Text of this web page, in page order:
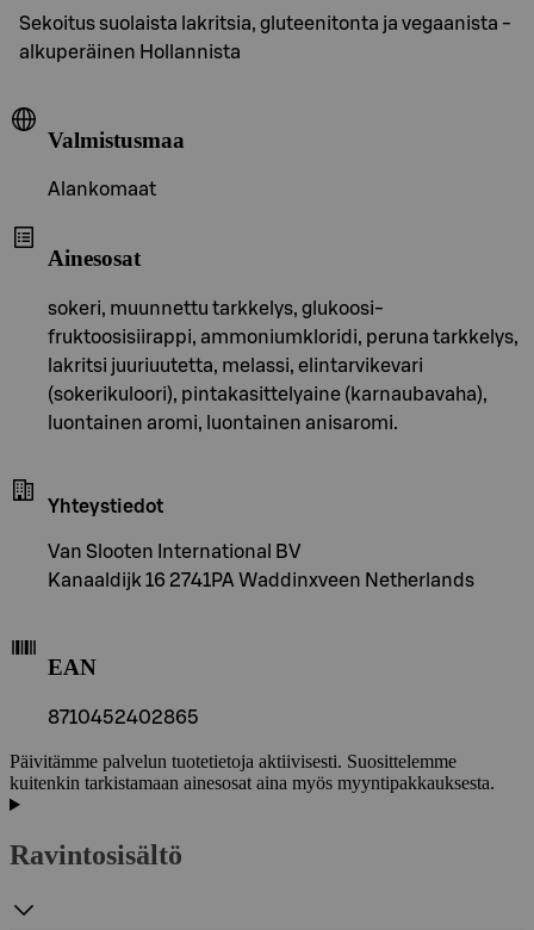
Sekoitus suolaista lakritsia, gluteenitonta ja vegaanista -
alkuperäinen Hollannista
Valmistusmaa
Alankomaat
Ainesosat
sokeri, muunnettu tarkkelys, glukoosi-
fruktoosisiirappi, ammoniumkloridi, peruna tarkkelys,
lakritsi juuriuutetta, melassi, elintarvikevari
(sokerikuloori), pintakasittelyaine (karnaubavaha),
luontainen aromi, luontainen anisaromi.
Yhteystiedot
Van Slooten International BV
Kanaaldijk 16 2741PA Waddinxveen Netherlands
EAN
8710452402865
Päivitämme palvelun tuotetietoja aktiivisesti. Suosittelemme
kuitenkin tarkistamaan ainesosat aina myös myyntipakkauksesta.
Ravintosisältö